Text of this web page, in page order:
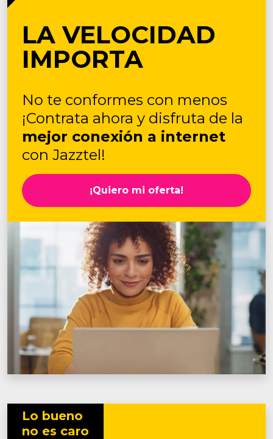
LA VELOCIDAD
IMPORTA
No te conformes con menos
¡Contrata ahora y disfruta de la
mejor conexión a internet
con Jazztel!
¡Quiero mi oferta!
Lo bueno
no es caro